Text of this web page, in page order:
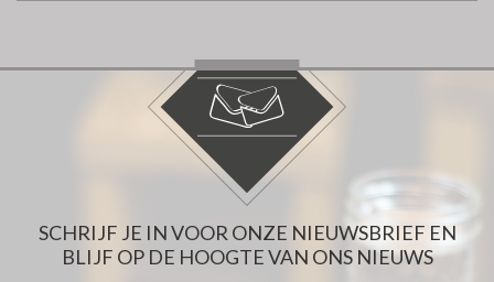
SCHRIJF JE IN VOOR ONZE NIEUWSBRIEF EN
BLIJF OP DE HOOGTE VAN ONS NIEUWS